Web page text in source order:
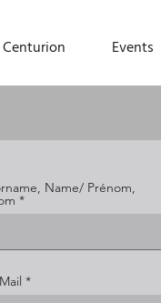
Events
Name/ Prénom,